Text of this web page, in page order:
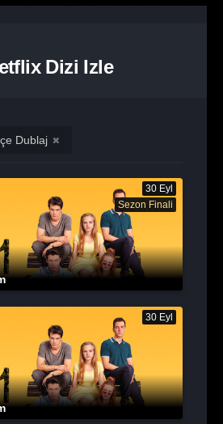
Dizi Izle
Dublaj
Sezon Finali
30 Eyl
30 Eyl